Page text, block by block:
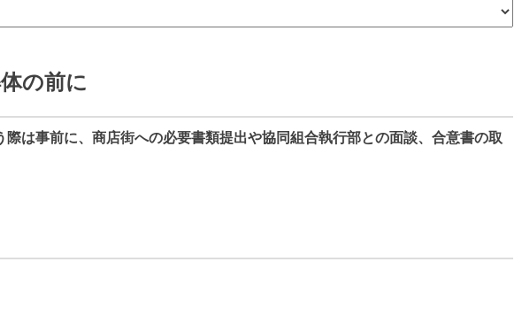
の前に
は事前に、商店街への必要書類提出や協同組合執行部との面談、合意書の取